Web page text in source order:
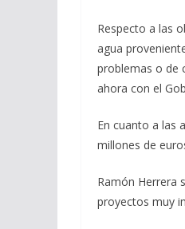
Respecto a las
agua
problemas o de
ahora con el
En cuanto a las
millones de
Ramón Herrera
proyectos muy